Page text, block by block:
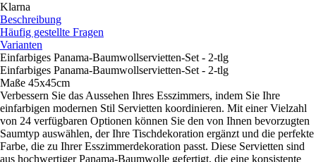
Klarna
Beschreibung
Häufig gestellte Fragen
Varianten
Einfarbiges Panama-Baumwollservietten-Set - 2-tlg
Einfarbiges Panama-Baumwollservietten-Set - 2-tlg
Maße 45x45cm
Verbessern Sie das Aussehen Ihres Esszimmers, indem Sie Ihre
einfarbigen modernen Stil Servietten koordinieren. Mit einer Vielzahl
von 24 verfügbaren Optionen können Sie den von Ihnen bevorzugten
Saumtyp auswählen, der Ihre Tischdekoration ergänzt und die perfekte
Farbe, die zu Ihrer Esszimmerdekoration passt. Diese Servietten sind
aus hochwertiger Panama-Baumwolle gefertigt, die eine konsistente